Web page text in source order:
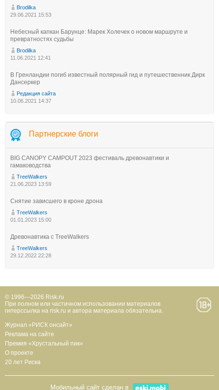
Brodilka
29.06.2021 15:53
Небесный капкан Барунце: Марек Холечек о новом маршруте и
превратностях судьбы
Brodilka
11.06.2021 12:41
В Гренландии погиб известный полярный гид и путешественник Дирк
Дансеркер
Редакция сайта
10.06.2021 14:37
Партнерские блоги
BIG CANOPY CAMPOUT 2023 фестиваль древонавтики и
гамаководства
TreeWalkers
21.06.2023 13:59
Снятие зависшего в кроне дрона
TreeWalkers
01.01.2023 15:00
Древонавтика с TreeWalkers
TreeWalkers
29.12.2022 22:28
© 1996—2026 Risk.ru
При полном или частичном использовании материалов
гиперссылка на risk.ru и автора материала обязательна.
Журнал «РИСК онсайт»
Реклама на сайте
Премия «Хрустальный пик»
О проекте
20 лет Риска
Мобильный сайт сделан в